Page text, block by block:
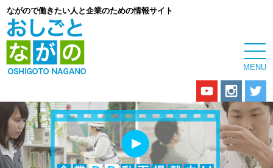
ながので働きたい人と企業のための情報サイト